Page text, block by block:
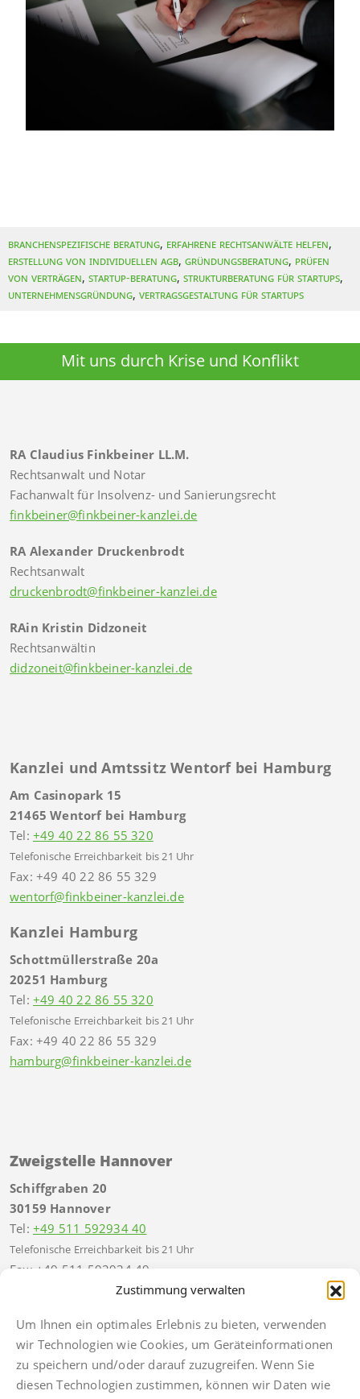
Zustimmung verwalten
Um Ihnen ein optimales Erlebnis zu bieten, verwenden
wir Technologien wie Cookies, um Geräteinformationen
zu speichern und/oder darauf zuzugreifen. Wenn Sie
diesen Technologien zustimmen, können wir Daten wie
Branchenspezifische Beratung, Erfahrene Rechtsanwälte helfen,
Erstellung von individuellen AGB, Gründungsberatung, Prüfen
von Verträgen, Startup-Beratung, Strukturberatung für Startups,
Unternehmensgründung, Vertragsgestaltung für Startups
Mit uns durch Krise und Konflikt
RA Claudius Finkbeiner LL.M.
Rechtsanwalt und Notar
Fachanwalt für Insolvenz- und Sanierungsrecht
finkbeiner@finkbeiner-kanzlei.de
RA Alexander Druckenbrodt
Rechtsanwalt
druckenbrodt@finkbeiner-kanzlei.de
RAin Kristin Didzoneit
Rechtsanwältin
didzoneit@finkbeiner-kanzlei.de
Kanzlei und Amtssitz Wentorf bei Hamburg
Am Casinopark 15
21465 Wentorf bei Hamburg
Tel: +49 40 22 86 55 320
Telefonische Erreichbarkeit bis 21 Uhr
Fax: +49 40 22 86 55 329
wentorf@finkbeiner-kanzlei.de
Kanzlei Hamburg
Schottmüllerstraße 20a
20251 Hamburg
Tel: +49 40 22 86 55 320
Telefonische Erreichbarkeit bis 21 Uhr
Fax: +49 40 22 86 55 329
hamburg@finkbeiner-kanzlei.de
Zweigstelle Hannover
Schiffgraben 20
30159 Hannover
Tel: +49 511 592934 40
Telefonische Erreichbarkeit bis 21 Uhr
Fax: +49 511 592934 49
hannover@finkbeiner-kanzlei.de
Impressum